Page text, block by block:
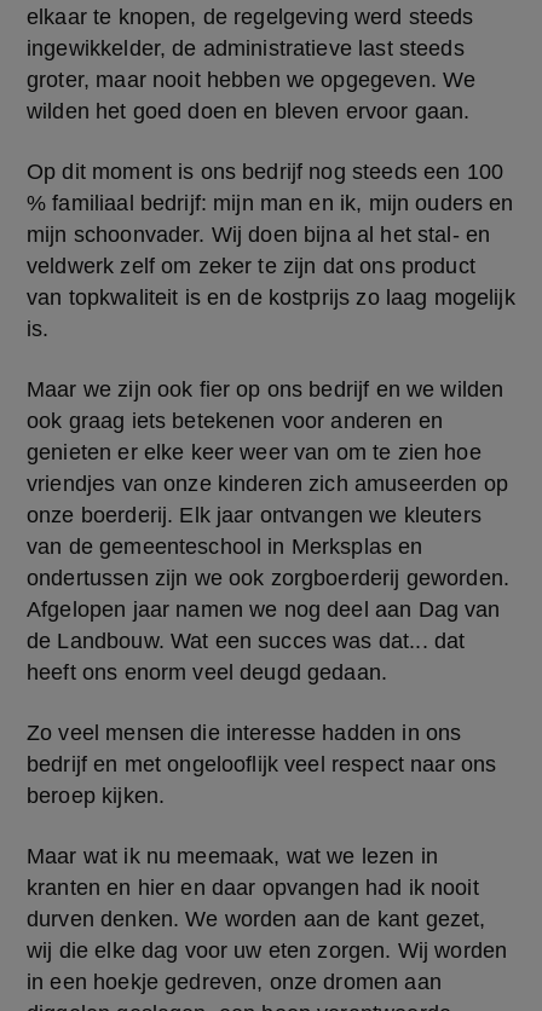
elkaar te knopen, de regelgeving werd steeds
ingewikkelder, de administratieve last steeds
groter, maar nooit hebben we opgegeven. We
wilden het goed doen en bleven ervoor gaan.
Op dit moment is ons bedrijf nog steeds een 100
% familiaal bedrijf: mijn man en ik, mijn ouders en
mijn schoonvader. Wij doen bijna al het stal- en
veldwerk zelf om zeker te zijn dat ons product
van topkwaliteit is en de kostprijs zo laag mogelijk
is.
Maar we zijn ook fier op ons bedrijf en we wilden
ook graag iets betekenen voor anderen en
genieten er elke keer weer van om te zien hoe
vriendjes van onze kinderen zich amuseerden op
onze boerderij. Elk jaar ontvangen we kleuters
van de gemeenteschool in Merksplas en
ondertussen zijn we ook zorgboerderij geworden.
Afgelopen jaar namen we nog deel aan Dag van
de Landbouw. Wat een succes was dat... dat
heeft ons enorm veel deugd gedaan.
Zo veel mensen die interesse hadden in ons
bedrijf en met ongelooflijk veel respect naar ons
beroep kijken.
Maar wat ik nu meemaak, wat we lezen in
kranten en hier en daar opvangen had ik nooit
durven denken. We worden aan de kant gezet,
wij die elke dag voor uw eten zorgen. Wij worden
in een hoekje gedreven, onze dromen aan